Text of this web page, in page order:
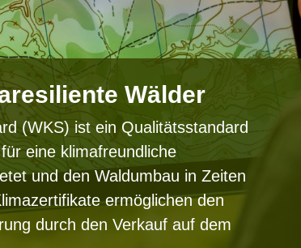
Wälder
(WKS) ist ein Qualitätsstandard
eine klimafreundliche
und den Waldumbau in Zeiten
ermöglichen den
durch den Verkauf auf dem